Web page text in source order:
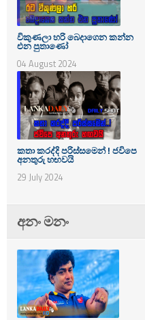
විකුණලා හරි බෙදාගෙන කන්න
එන පුතාණෝ
04 August 2024
කතා කරද්දි පරිස්සමෙන් ! ජවිපෙ
අනතුරු හඟවයි
29 July 2024
අනං මනං